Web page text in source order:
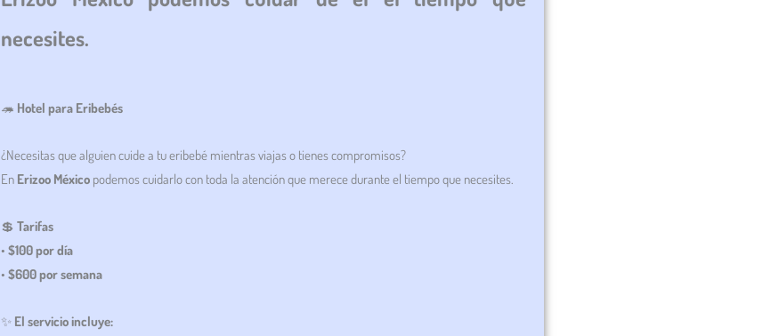
necesites.
🦔 Hotel para Eribebés
¿Necesitas que alguien cuide a tu eribebé mientras viajas o tienes compromisos?
En Erizoo México podemos cuidarlo con toda la atención que merece durante el tiempo que necesites.
💲 Tarifas
• $100 por día
• $600 por semana
✨ El servicio incluye: